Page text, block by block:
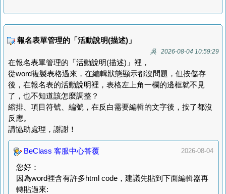
報名表單管理的「活動說明(描述)」
吳 2026-08-04 10:59:29
在報名表單管理的「活動說明(描述)」裡，
從word複製表格過來，在編輯狀態顯示都沒問題，但按儲存
後，在報名表的活動說明裡，表格左上角一欄的邊框就不見
了，也不知道該怎麼調整？
縮排、項目符號、編號，在反白需要編輯的文字後，按了都沒
反應。
請協助處理，謝謝！
2026-08-04
BeClass 客服中心答覆
您好：
因為word裡含有許多html code，建議先貼到下面編輯器再
轉貼過來: